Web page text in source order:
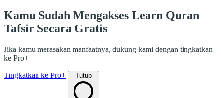
Kamu Sudah Mengakses Learn Quran
Tafsir Secara Gratis
Jika kamu merasakan manfaatnya, dukung kami dengan tingkatkan
ke Pro+
Tingkatkan ke Pro+ Tutup